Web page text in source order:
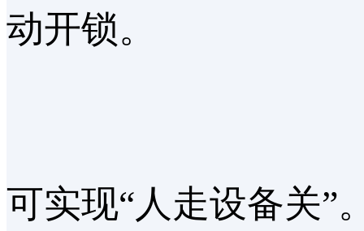
动开锁。
可实现“人走设备关”